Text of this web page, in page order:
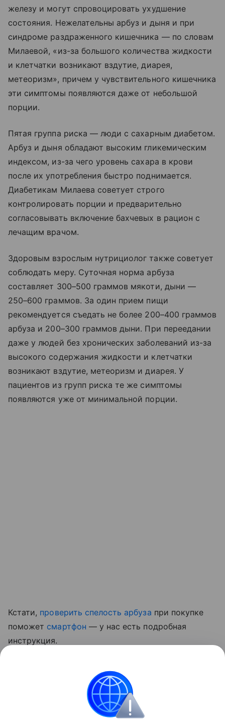
железу и могут спровоцировать ухудшение
состояния. Нежелательны арбуз и дыня и при
синдроме раздраженного кишечника — по словам
Милаевой, «из-за большого количества жидкости
и клетчатки возникают вздутие, диарея,
метеоризм», причем у чувствительного кишечника
эти симптомы появляются даже от небольшой
порции.
Пятая группа риска — люди с сахарным диабетом.
Арбуз и дыня обладают высоким гликемическим
индексом, из-за чего уровень сахара в крови
после их употребления быстро поднимается.
Диабетикам Милаева советует строго
контролировать порции и предварительно
согласовывать включение бахчевых в рацион с
лечащим врачом.
Здоровым взрослым нутрициолог также советует
соблюдать меру. Суточная норма арбуза
составляет 300–500 граммов мякоти, дыни —
250–600 граммов. За один прием пищи
рекомендуется съедать не более 200–400 граммов
арбуза и 200–300 граммов дыни. При переедании
даже у людей без хронических заболеваний из-за
высокого содержания жидкости и клетчатки
возникают вздутие, метеоризм и диарея. У
пациентов из групп риска те же симптомы
появляются уже от минимальной порции.
Кстати, проверить спелость арбуза при покупке
поможет смартфон — у нас есть подробная
инструкция.
оказался полезен для сосудов и кишечника
Красота и здоровье